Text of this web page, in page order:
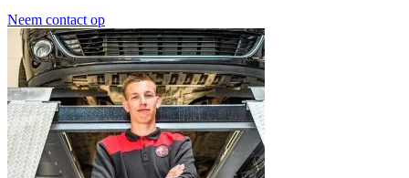
Neem contact op